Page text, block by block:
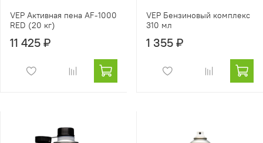
VEP Активная пена AF-1000
RED (20 кг)
11 425 ₽
VEP Бензиновый комплекс
310 мл
1 355 ₽